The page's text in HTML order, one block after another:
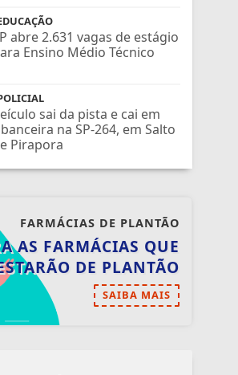
abre 2.631 vagas de estágio
Ensino Médio Técnico
sai da pista e cai em
na SP-264, em Salto
Pirapora
FARMÁCIAS DE PLANTÃO
AS FARMÁCIAS QUE
DE PLANTÃO
SAIBA MAIS